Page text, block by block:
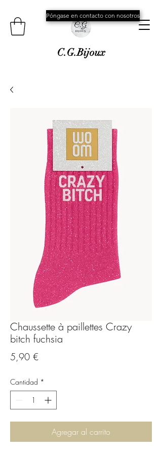
C.G.Bijoux
Póngase en contacto con nosotros
Chaussette à paillettes Crazy
bitch fuchsia
5,90 €
Cantidad *
Agregar al carrito